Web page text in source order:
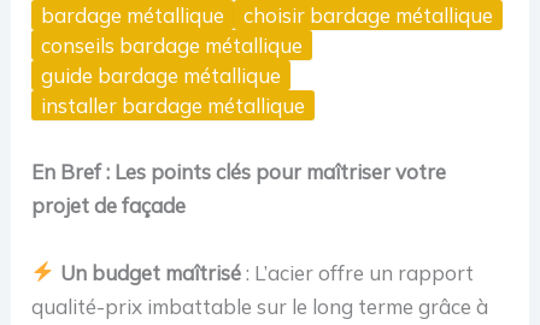
bardage métallique
choisir bardage métallique
conseils bardage métallique
guide bardage métallique
installer bardage métallique
En Bref : Les points clés pour maîtriser votre
projet de façade
Un budget maîtrisé: L’acier offre un rapport
qualité-prix imbattable sur le long terme grâce à